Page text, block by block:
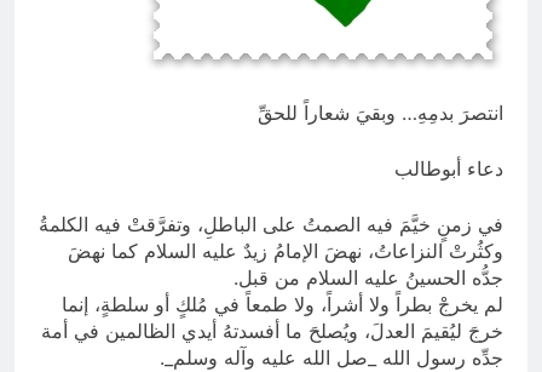
انتهت الحرب… لكن لم ينتهي
الموت
انتصرَ بدمِهِ… وبقيَ شعاراً للحقِّ
دعاء أبوطالب
في زمنٍ خيَّمَ فيه الصمتُ على الباطلِ، وتفرَّقتْ فيه الكلمةُ
وكثُرتْ النزاعاتُ، نهضَ الإمامُ زيدٌ عليه السلام كما نهضَ
جدُّه الحسينُ عليه السلام من قبل.
لم يخرجْ بطراً ولا أشراً، ولا طمعاً في مُلكٍ أو سلطةٍ، إنما
خرجَ ليُقيمَ العدلَ، ويُصلحَ ما أفسدتهُ أيدي الظالمين في أمة
جدِّه رسول الله _صل الله عليه وآله وسلم_.